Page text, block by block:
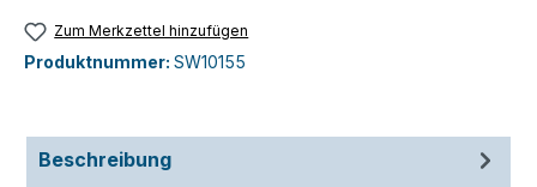
Zum Merkzettel hinzufügen
Produktnummer: SW10155
Beschreibung